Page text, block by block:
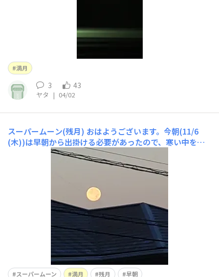
満月
3 43
ヤタ | 04/02
スーパームーン(残月) おはようございます。今朝(11/6
(木))は早朝から出掛ける必要があったので、寒い中を早
起きして6時過ぎ頃に出発しました。ふと空を見上げる
と、空が白んでくる中に役目を終えて帰ろうとするかのよ
うな満月(スーパームーン)が西の空に浮かんでいました。
満月を鑑賞するとしたら普通は夜間だと思いますが、早朝
スーパームーン 満月 残月
早朝